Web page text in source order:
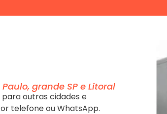
grande SP e Litoral
outras cidades e
telefone ou WhatsApp.